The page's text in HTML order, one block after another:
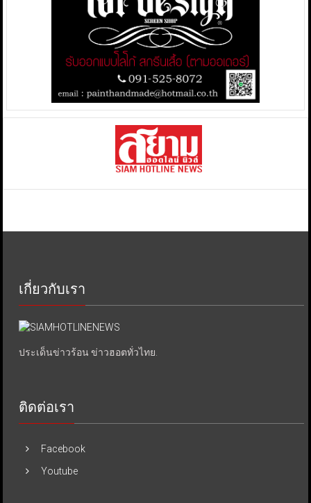
เกี่ยวกับเรา
ประเด็นข่าวร้อน ข่าวฮอตทั่วไทย.
ติดต่อเรา
Facebook
Youtube